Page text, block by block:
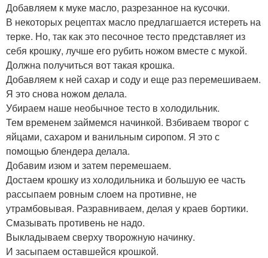
Добавляем к муке масло, разрезанное на кусочки.
В некоторых рецептах масло предлагшается истереть на
терке. Но, так как это песочное тесто представляет из
себя крошку, лучше его рубить ножом вместе с мукой.
Должна получиться вот такая крошка.
Добавляем к ней сахар и соду и еще раз перемешиваем.
Я это снова ножом делала.
Убираем наше необычное тесто в холодильник.
Тем временем займемся начинкой. Взбиваем творог с
яйцами, сахаром и ванильным сиропом. Я это с
помощью блендера делала.
Добавим изюм и затем перемешаем.
Достаем крошку из холодильника и большую ее часть
рассыпаем ровным слоем на противне, не
утрамбовывая. Разравниваем, делая у краев бортики.
Смазывать противень не надо.
Выкладываем сверху творожную начинку.
И засыпаем оставшейся крошкой.